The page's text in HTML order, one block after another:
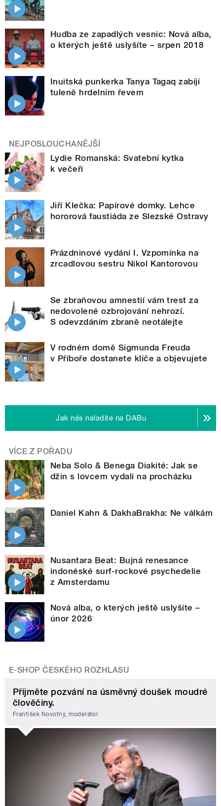
Hudba ze zapadlých vesnic: Nová alba,
o kterých ještě uslyšíte – srpen 2018
Inuitská punkerka Tanya Tagaq zabíjí
tuleně hrdelním řevem
NEJPOSLOUCHANĚJŠÍ
Lydie Romanská: Svatební kytka
k večeři
Jiří Klečka: Papírové domky. Lehce
hororová faustiáda ze Slezské Ostravy
Prázdninové vydání I. Vzpomínka na
zrcadlovou sestru Nikol Kantorovou
Se zbraňovou amnestií vám trest za
nedovolené ozbrojování nehrozí.
S odevzdáním zbraně neotálejte
V rodném domě Sigmunda Freuda
v Příboře dostanete klíče a objevujete
Jak nás naladíte na DABu
VÍCE Z POŘADU
Neba Solo & Benega Diakité: Jak se
džin s lovcem vydali na procházku
Daniel Kahn & DakhaBrakha: Ne válkám
Nusantara Beat: Bujná renesance
indonéské surf-rockové psychedelie
z Amsterdamu
Nová alba, o kterých ještě uslyšíte –
únor 2026
E-SHOP ČESKÉHO ROZHLASU
Přijměte pozvání na úsměvný doušek moudré
člověčiny.
František Novotný, moderátor